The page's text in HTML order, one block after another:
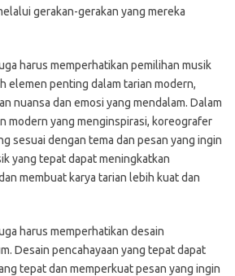
gerakan-gerakan yang mereka
harus memperhatikan pemilihan musik
elemen penting dalam tarian modern,
nuansa dan emosi yang mendalam. Dalam
modern yang menginspirasi, koreografer
sesuai dengan tema dan pesan yang ingin
yang tepat dapat meningkatkan
membuat karya tarian lebih kuat dan
harus memperhatikan desain
Desain pencahayaan yang tepat dapat
tepat dan memperkuat pesan yang ingin